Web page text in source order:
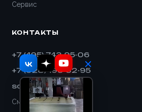
Сервис
КОНТАКТЫ
+7 (495) 743-95-06
+7 (928) 193-32-95
sales@shnek.ru
Смотреть на карте